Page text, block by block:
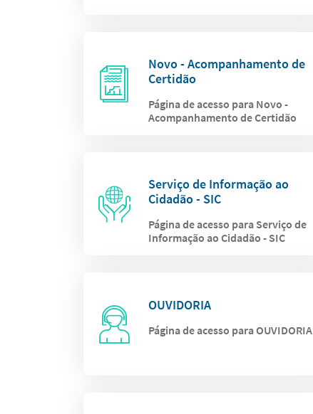
Novo - Acompanhamento de
Certidão
Página de acesso para Novo -
Acompanhamento de Certidão
Serviço de Informação ao
Cidadão - SIC
Página de acesso para Serviço de
Informação ao Cidadão - SIC
OUVIDORIA
Página de acesso para OUVIDORIA